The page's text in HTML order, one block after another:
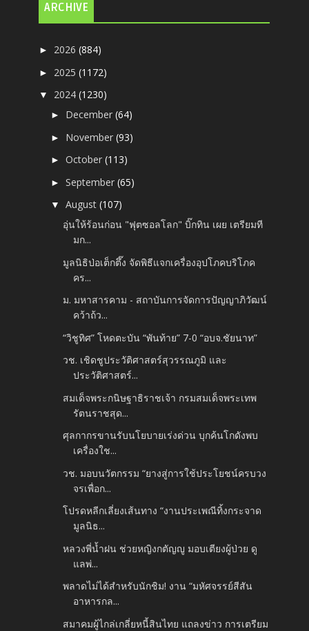
ARCHIVE
► 2026(884)
► 2025(1172)
▼ 2024(1230)
► December(64)
► November(93)
►October(113)
►September(65)
▼August(107)
อุ่นให้ร้อนก่อน "ฟุตซอลโลก" บิ๊กทิน เผย เตรียมที
มก...
มูลนิธิป่อเต็กตึ๊ง จัดพิธีแจกเครื่องอุปโภคบริโภค
คร...
ม. มหาสารคาม - สถาบันการจัดการปัญญาภิวัฒน์
คว้าถ้ว...
“วิชูทิศ” โหดตะบัน “พันท้าย” 7-0 “อบจ.ชัยนาท”
วช. เชิดชูประวัติศาสตร์สุวรรณภูมิ และ
ประวัติศาสตร์...
สมเด็จพระกนิษฐาธิราชเจ้า กรมสมเด็จพระเทพ
รัตนราชสุด...
ศุลกากรขานรับนโยบายเร่งด่วน บุกค้นโกดังพบ
เครื่องใช...
วช. มอบนวัตกรรม “ยางสู่การใช้ประโยชน์ครบวง
จรเพื่อก...
โปรดหลีกเลี่ยงเส้นทาง “งานประเพณีทิ้งกระจาด
มูลนิธ...
หลวงพี่น้ำฝน ช่วยหญิงกตัญญู มอบเตียงผู้ป่วย ดู
แลพ่...
พลาดไม่ได้สำหรับนักชิม! งาน “มหัศจรรย์สีสัน
อาหารกล...
สมาคมผู้ไกล่เกลี่ยหนี้สินไทย แถลงข่าว การเตรียม